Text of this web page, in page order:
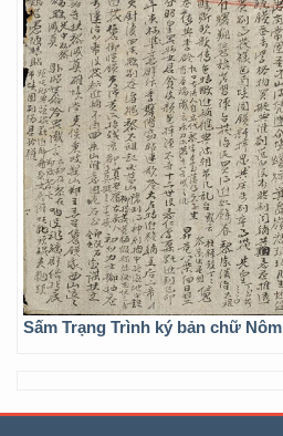
Sấm Trạng Trình ký bản chữ Nôm